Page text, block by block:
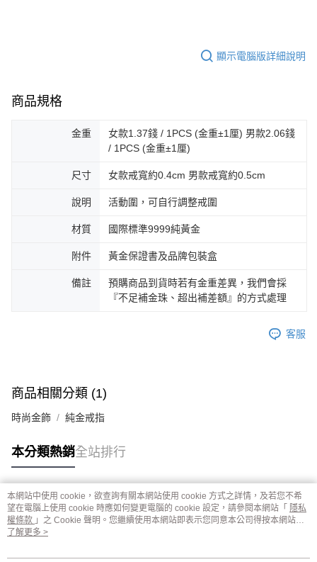
顯示電腦版詳細說明
商品規格
金重
女款1.37錢 / 1PCS (金重±1厘) 男款2.06錢
/ 1PCS (金重±1厘)
尺寸 女款戒寬約0.4cm 男款戒寬約0.5cm
說明 活動圍，可自行調整戒圍
材質 國際標準9999純黃金
附件 黃金保證書及品牌包裝盒
備註
預購商品到貨時若有金重差異，我們會採
『不足補金珠、超出補差額』的方式處理
客服
商品相關分類 (1)
時尚金飾 純金戒指
本分類熱銷全站排行
熱門標籤
本網站中使用 cookie，欲查詢有關本網站使用 cookie 方式之詳情，及若您不希
望在電腦上使用 cookie 時應如何變更電腦的 cookie 設定，請參閱本網站「 隱私
權條款 」之 Cookie 聲明。您繼續使用本網站即表示您同意本公司得按本網站使
用條款之 Cookie 聲明使用 cookie。
了解更多 >